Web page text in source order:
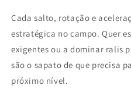
Cada salto, rotação e
estratégica no campo. Quer
exigentes ou a dominar ralis
são o sapato de que precisa
próximo nível.